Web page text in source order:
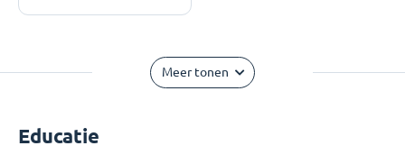
Meer tonen
Educatie